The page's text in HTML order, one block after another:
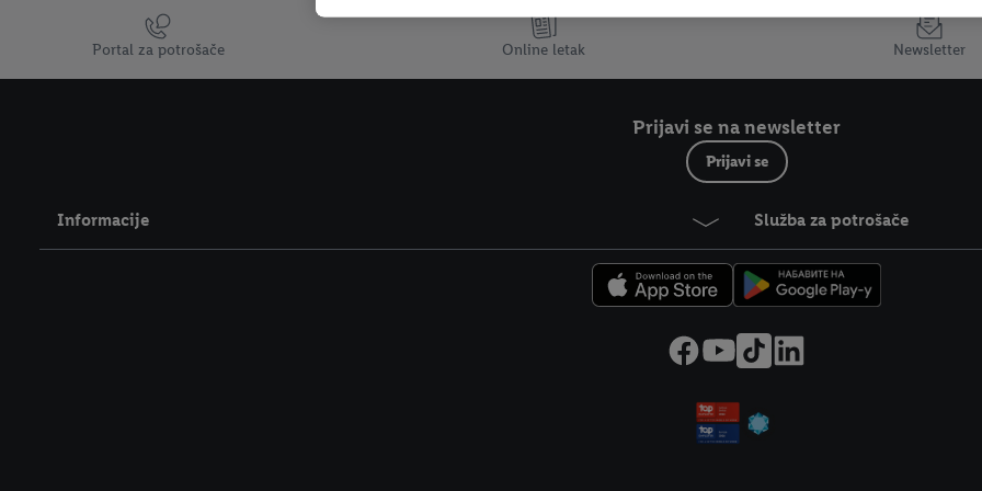
Portal za potrošače Online letak Newsletter
Prijavi se na newsletter
Prijavi se
Informacije Služba za potrošače